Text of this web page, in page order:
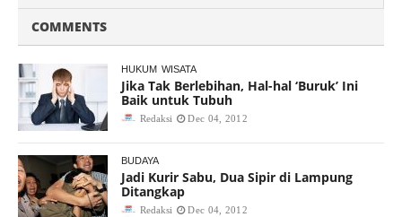
COMMENTS
HUKUM WISATA
Jika Tak Berlebihan, Hal-hal ‘Buruk’ Ini
Baik untuk Tubuh
Redaksi Dec 04, 2012
BUDAYA
Jadi Kurir Sabu, Dua Sipir di Lampung
Ditangkap
Redaksi Dec 04, 2012